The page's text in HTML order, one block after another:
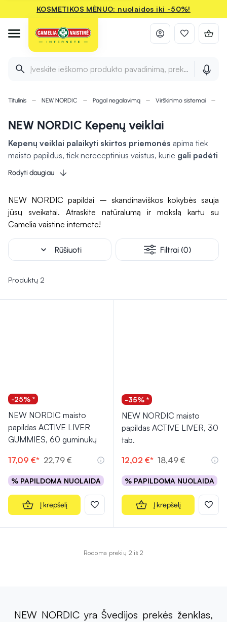
KOSMETIKOS MĖNUO: nuolaidos iki -50%!
Įveskite ieškomo produkto pavadinimą, prekės ženklą ir
Titulinis NEW NORDIC Pagal negalavimą Virškinimo sistemai
NEW NORDIC Kepenų veiklai
Kepenų veiklai palaikyti skirtos priemonės apima tiek
maisto papildus, tiek nereceptinius vaistus, kurie gali padėti
pagerinti kepenų funkciją ir apsaugoti šiuos organus
nuo pažeidimų.
neutralizuoti laisvuosius radikalus ir sumažinti oksidacinį
stresą kepenyse. Nereceptiniai vaistai gali būti skirti
palengvinti kepenų veiklos sutrikimus, pavyzdžiui, esant
virškinimo problemoms ar diskomfortui. Vartojant šias
priemones, svarbu laikytis rekomenduojamų dozių ir, esant
Rodyti daugiau
NEW NORDIC papildai – skandinaviškos kokybės sauja
jūsų sveikatai. Atraskite natūralumą ir mokslą kartu su
Camelia vaistine internete!
expand_more Rūšiuoti Filtrai (0)
Produktų 2
-25% *
NEW NORDIC maisto
papildas ACTIVE LIVER
GUMMIES, 60 guminukų
17,09 €* 22,79 €
% PAPILDOMA NUOLAIDA
Į krepšelį
-35% *
NEW NORDIC maisto
papildas ACTIVE LIVER, 30
tab.
12,02 €* 18,49 €
% PAPILDOMA NUOLAIDA
Į krepšelį
Rodoma prekių 2 iš 2
NEW NORDIC yra Švedijos prekės ženklas,